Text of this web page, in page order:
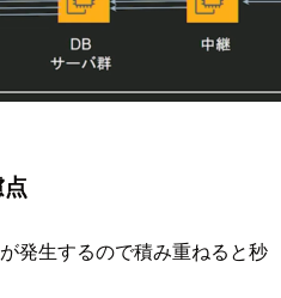
発生するので積み重ねると秒